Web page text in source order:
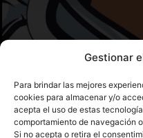
Gestionar
Para brindar las mejores
cookies para almacenar y/o
acepta el uso de estas
comportamiento de navegación
Si no acepta o retira el